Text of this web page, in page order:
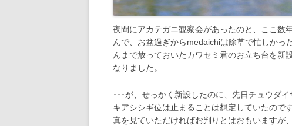
夜間にアカテガニ観察会があったのと、ここ数
んで、お盆過ぎからmedaichiは除草で忙しかっ
んまで放っておいたカワセミ君のお立ち台を新
なりました。
･･･が、せっかく新設したのに、先日チュウダ
キアシシギ位は止まることは想定していたの
真を見ていただければお判りとはおもいますが